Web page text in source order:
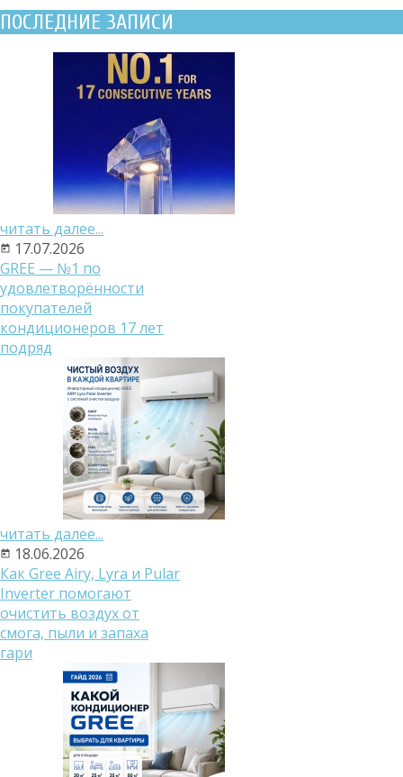
ПОСЛЕДНИЕ ЗАПИСИ
читать далее...
17.07.2026
GREE — №1 по
удовлетворённости
покупателей
кондиционеров 17 лет
подряд
читать далее...
18.06.2026
Как Gree Airy, Lyra и Pular
Inverter помогают
очистить воздух от
смога, пыли и запаха
гари